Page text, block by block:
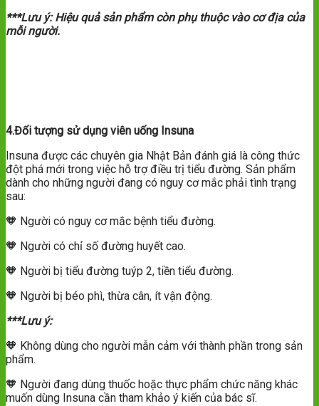
***Lưu ý: Hiệu quả sản phẩm còn phụ thuộc vào cơ địa của
mỗi người.
4.Đối tượng sử dụng viên uống Insuna
Insuna được các chuyên gia Nhật Bản đánh giá là công thức
đột phá mới trong việc hỗ trợ điều trị tiểu đường. Sản phẩm
dành cho những người đang có nguy cơ mắc phải tình trạng
sau:
🧡 Người có nguy cơ mắc bệnh tiểu đường.
🧡 Người có chỉ số đường huyết cao.
🧡 Người bị tiểu đường tuýp 2, tiền tiểu đường.
🧡 Người bị béo phì, thừa cân, ít vận động.
***Lưu ý:
🧡 Không dùng cho người mẫn cảm với thành phần trong sản
phẩm.
🧡 Người đang dùng thuốc hoặc thực phẩm chức năng khác
muốn dùng Insuna cần tham khảo ý kiến của bác sĩ.